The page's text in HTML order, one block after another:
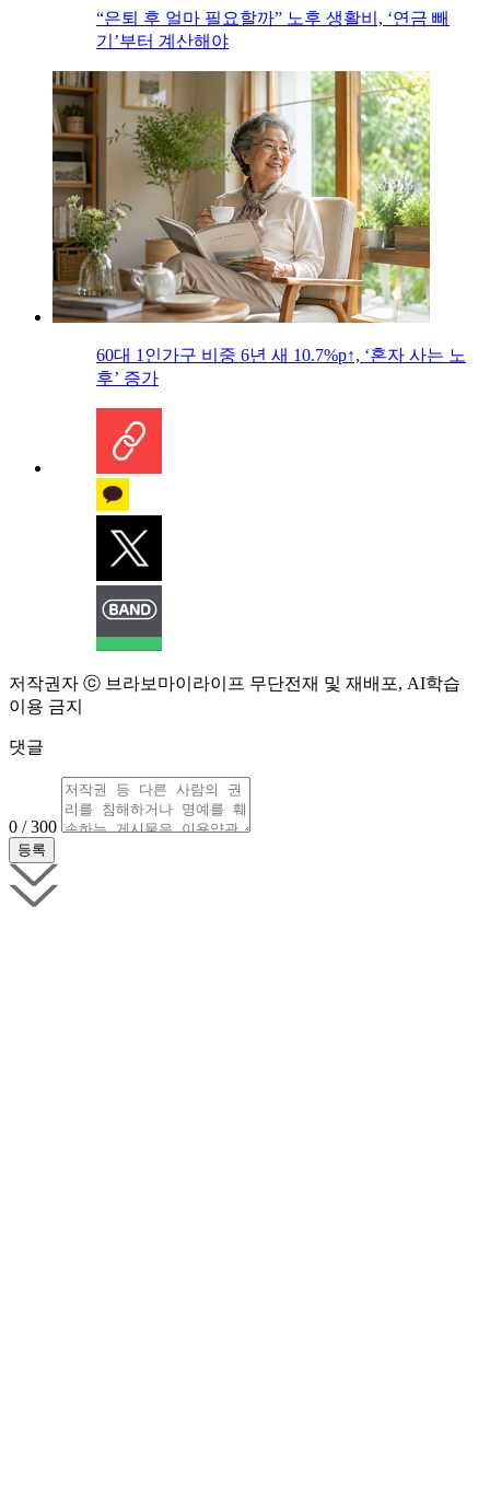
“은퇴 후 얼마 필요할까” 노후 생활비, ‘연금 빼
기’부터 계산해야
60대 1인가구 비중 6년 새 10.7%p↑, ‘혼자 사는 노
후’ 증가
저작권자 ⓒ 브라보마이라이프 무단전재 및 재배포, AI학습
이용 금지
댓글
0 / 300